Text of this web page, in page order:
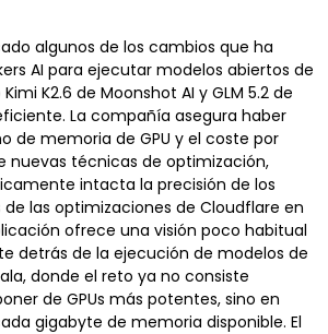
algunos de los cambios que ha
AI para ejecutar modelos abiertos de
K2.6 de Moonshot AI y GLM 5.2 de
La compañía asegura haber
de memoria de GPU y el coste por
nuevas técnicas de optimización,
intacta la precisión de los
de las optimizaciones de Cloudflare en
ofrece una visión poco habitual
detrás de la ejecución de modelos de
donde el reto ya no consiste
de GPUs más potentes, sino en
gigabyte de memoria disponible. El